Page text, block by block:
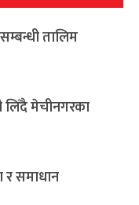
तालिम
लिँदै मेचीनगरका